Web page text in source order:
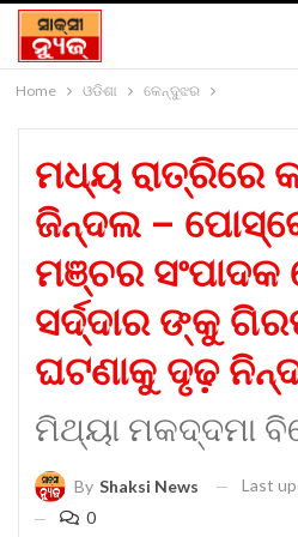
Home ଓଡିଶା କେନ୍ଦୁଝର
ମଧ୍ୟ ରାତ୍ରିରେ
ଜିନ୍ଦଲ –
ମଞ୍ଚର
ସର୍ଦ୍ଦାର ଙ୍କୁ
ଘଟଣାକୁ ଦୃଢ଼
ମିଥ୍ୟା ମକଦ୍ଦମା
By Shaksi News Last
0